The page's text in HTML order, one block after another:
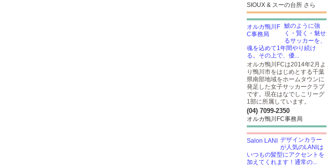
SIOUX & スーの台所 さら
鯱のように強
く・賢く・魅せ
るサッカーを、
魂を込めて1年間やり続け
る。その上で、優...
オルカ鴨川FCは2014年2月よ
り鴨川市をはじめとする千葉
県南部地域をホームタウンに
発足した女子サッカークラブ
です。現在はなでしこリーグ
1部に所属しています。
(04) 7099-2350
オルカ鴨川FC事務局
デザインカラー
が人気のLANIは
いつもの髪型にアクセントを
加えてくれます！通常の...